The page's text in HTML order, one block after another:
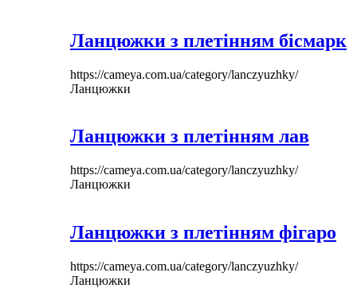
Ланцюжки з плетінням бісмарк
https://cameya.com.ua/category/lanczyuzhky/
Ланцюжки
Ланцюжки з плетінням лав
https://cameya.com.ua/category/lanczyuzhky/
Ланцюжки
Ланцюжки з плетінням фігаро
https://cameya.com.ua/category/lanczyuzhky/
Ланцюжки